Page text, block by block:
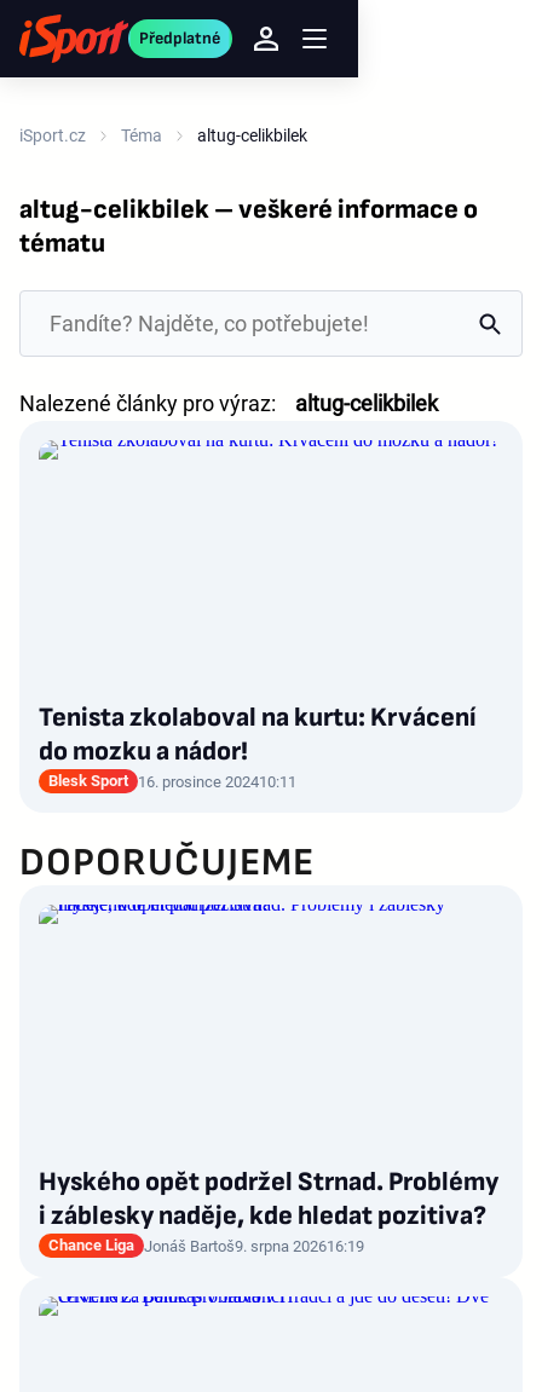
Předplatné
iSport.cz Téma altug-celikbilek
altug-celikbilek – veškeré informace o
tématu
Nalezené články pro výraz: altug-celikbilek
Tenista zkolaboval na kurtu: Krvácení
do mozku a nádor!
Blesk Sport 16. prosince 202410:11
DOPORUČUJEME
Hyského opět podržel Strnad. Problémy
i záblesky naděje, kde hledat pozitiva?
Chance Liga Jonáš Bartoš9. srpna 202616:19